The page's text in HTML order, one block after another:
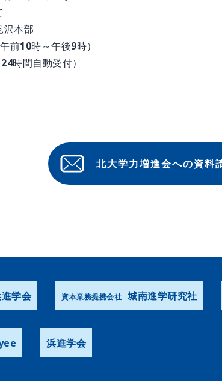
本部
10時～午後9時）
時間自動受付）
北大学力増進会への資料
学会 資本業務提携会社 城南進学研究社
浜進学会